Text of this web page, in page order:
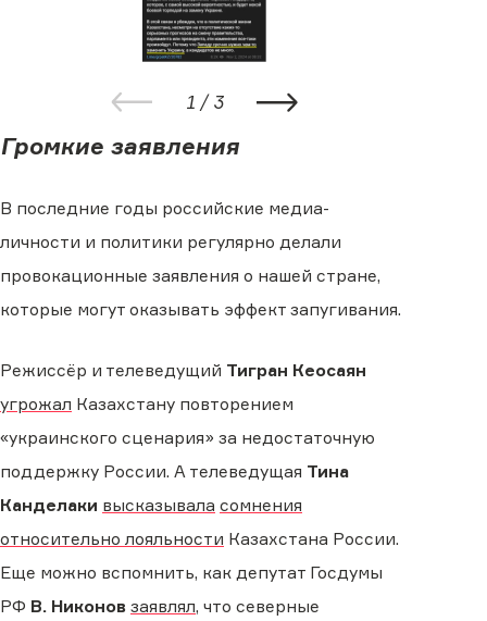
1/ 3
Громкие заявления
В последние годы российские медиа-
личности и политики регулярно делали
провокационные заявления о нашей стране,
которые могут оказывать эффект запугивания.
Режиссёр и телеведущий Тигран Кеосаян
угрожал Казахстану повторением
«украинского сценария» за недостаточную
поддержку России. А телеведущая Тина
Канделаки высказывала сомнения
относительно лояльности Казахстана России.
Еще можно вспомнить, как депутат Госдумы
РФ В. Никонов заявлял, что северные